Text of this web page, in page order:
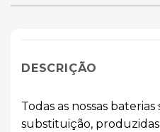
DESCRIÇÃO
Todas as nossas baterias
substituição,